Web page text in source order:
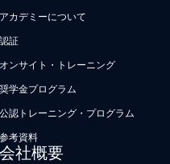
アカデミーについて
認証
オンサイト・トレーニング
奨学金プログラム
公認トレーニング・プログラム
参考資料
会社概要